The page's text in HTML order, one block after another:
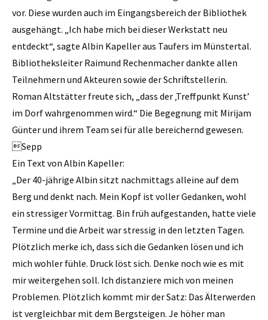
vor. Diese wurden auch im Eingangsbereich der Bibliothek
ausgehängt. „Ich habe mich bei dieser Werkstatt neu
entdeckt“, sagte Albin Kapeller aus Taufers im Münstertal.
Bibliotheksleiter Raimund Rechenmacher dankte allen
Teilnehmern und Akteuren sowie der Schriftstellerin.
Roman Altstätter freute sich, „dass der ‚Treffpunkt Kunst’
im Dorf wahrgenommen wird.“ Die Begegnung mit Mirijam
Günter und ihrem Team sei für alle bereichernd gewesen.
Sepp
Ein Text von Albin Kapeller:
„Der 40-jährige Albin sitzt nachmittags alleine auf dem
Berg und denkt nach. Mein Kopf ist voller Gedanken, wohl
ein stressiger Vormittag. Bin früh aufgestanden, hatte viele
Termine und die Arbeit war stressig in den letzten Tagen.
Plötzlich merke ich, dass sich die Gedanken lösen und ich
mich wohler fühle. Druck löst sich. Denke noch wie es mit
mir weitergehen soll. Ich distanziere mich von meinen
Problemen. Plötzlich kommt mir der Satz: Das Älterwerden
ist vergleichbar mit dem Bergsteigen. Je höher man